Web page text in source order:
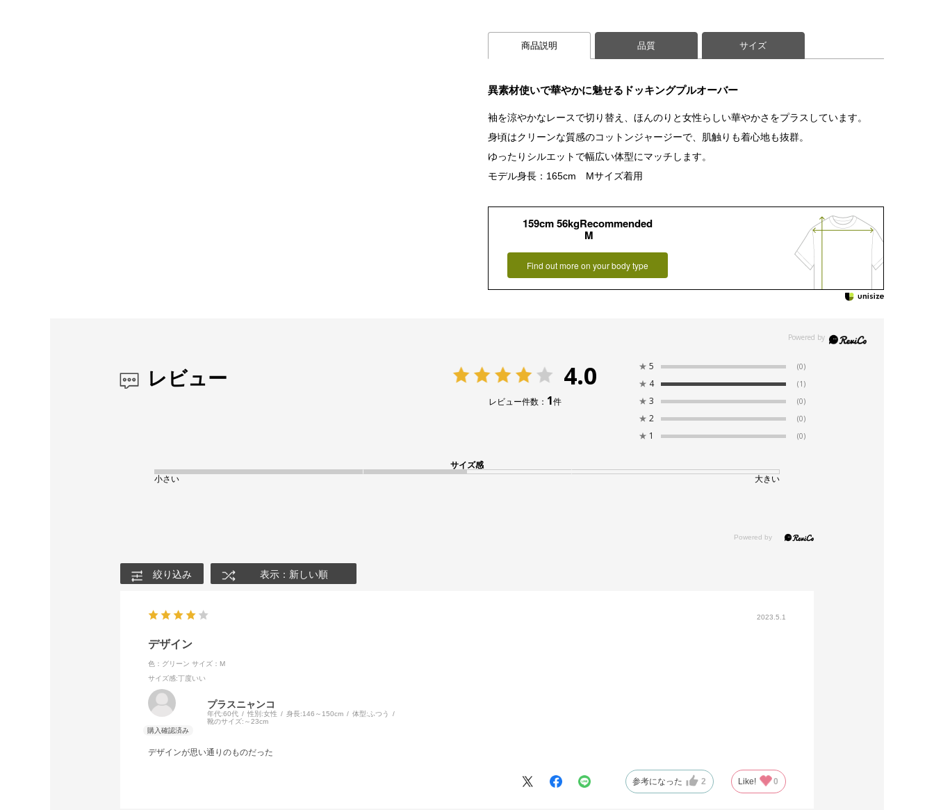
商品説明 品質 サイズ
異素材使いで華やかに魅せるドッキングプルオーバー
袖を涼やかなレースで切り替え、ほんのりと女性らしい華やかさをプラスしています。
身頃はクリーンな質感のコットンジャージーで、肌触りも着心地も抜群。
ゆったりシルエットで幅広い体型にマッチします。
モデル身長：165cm Mサイズ着用
159cm 56kgRecommended
M
Find out more on your body type
レビュー 4.0
レビュー件数： 1件
★ 5 (0)
★ 4 (1)
★ 3 (0)
★ 2 (0)
★ 1 (0)
サイズ感
小さい
大きい
絞り込み 表示：新しい順
2023.5.1
デザイン
色：グリーン サイズ：M
サイズ感:丁度いい
プラスニャンコ
年代:60代 性別:女性 身長:146～150cm 体型: ふつう
靴のサイズ: ～23cm
デザインが思い通りのものだった
参考になった 2 Like! 0